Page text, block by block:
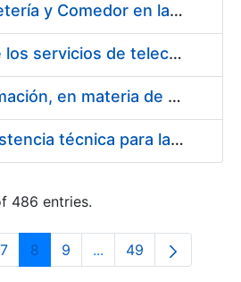
Servicio de Cafetería y Comedor en la sede central de la Fábrica Nacional de Moneda y Timbre-Real Casa de la Moneda en Madrid
Contratación de los servicios de telecomunicaciones para la FNMT-RCM
Servicio de Formación, en materia de Prevención de Riesgos Laborales, de Cursos de Operador de Carretillas de Manutención, Puente Grúa, Polipastos y Plataformas Móviles de Personal (PEMP), en su sede de Madrid y Burgos
Servicios de asistencia técnica para la realización de análisis de las aguas potables
486 entries.
Pages Use TAB to
Page
7 Page
8 Page
9 ...Intermediate Pages
Page
49